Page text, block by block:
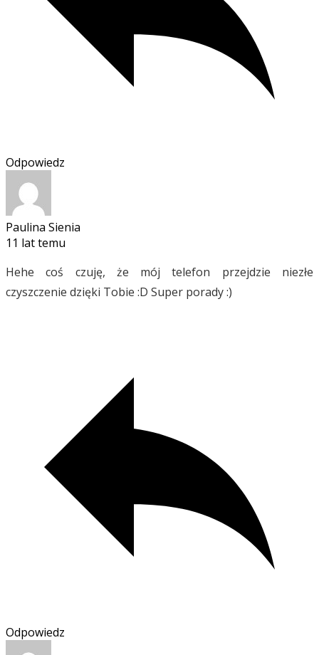
Odpowiedz
Paulina Sienia
11 lat temu
Hehe coś czuję, że mój telefon przejdzie niezłe
czyszczenie dzięki Tobie :D Super porady :)
Odpowiedz